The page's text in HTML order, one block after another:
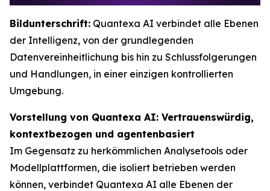
Bildunterschrift: Quantexa AI verbindet alle Ebenen
der Intelligenz, von der grundlegenden
Datenvereinheitlichung bis hin zu Schlussfolgerungen
und Handlungen, in einer einzigen kontrollierten
Umgebung.
Vorstellung von Quantexa AI: Vertrauenswürdig,
kontextbezogen und agentenbasiert
Im Gegensatz zu herkömmlichen Analysetools oder
Modellplattformen, die isoliert betrieben werden
können, verbindet Quantexa AI alle Ebenen der